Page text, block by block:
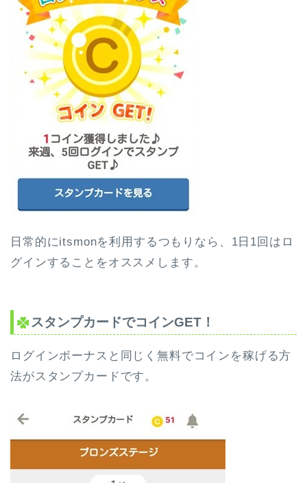
日常的にitsmonを利用するつもりなら、1日1回はロ
グインすることをオススメします。
スタンプカードでコインGET！
ログインボーナスと同じく無料でコインを稼げる方
法がスタンプカードです。